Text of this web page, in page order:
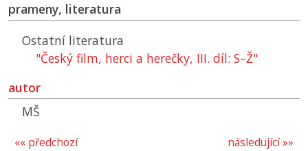
prameny, literatura
Ostatní literatura
"Český film, herci a herečky, III. díl: S–Ž"
autor
MŠ
následující »»
«« předchozí